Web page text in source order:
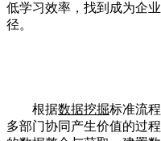
低学习效率，找到成为企
径。
根据数据挖掘标准流程
多部门协同产生价值的过